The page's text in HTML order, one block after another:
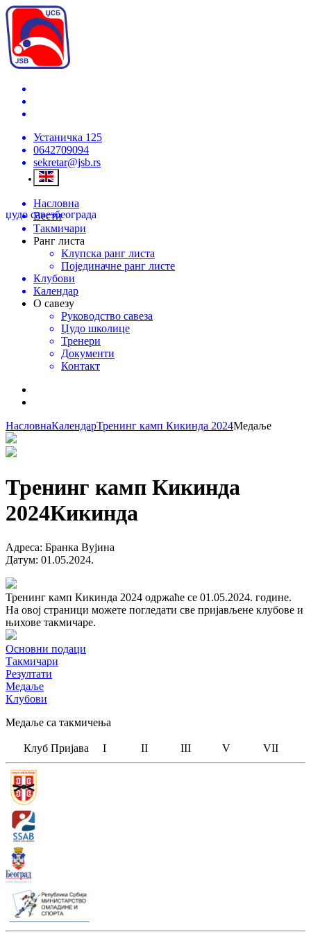
Устаничка 125
0642709094
sekretar@jsb.rs
џудо савезбеограда
Насловна
Вести
Такмичари
Ранг листа
Клупска ранг листа
Појединачне ранг листе
Клубови
Календар
О савезу
Руководство савеза
Џудо школице
Тренери
Документи
Контакт
НасловнаКалендарТренинг камп Кикинда 2024Медаље
Тренинг камп Кикинда
2024Кикинда
Адреса: Бранка Вујина
Датум: 01.05.2024.
Тренинг камп Кикинда 2024 одржаће се 01.05.2024. године.
На овој страници можете погледати све пријављене клубове и
њихове такмичаре.
Основни подаци
Такмичари
Резултати
Медаље
Клубови
Медаље са такмичења
Клуб Пријава I II III V VII